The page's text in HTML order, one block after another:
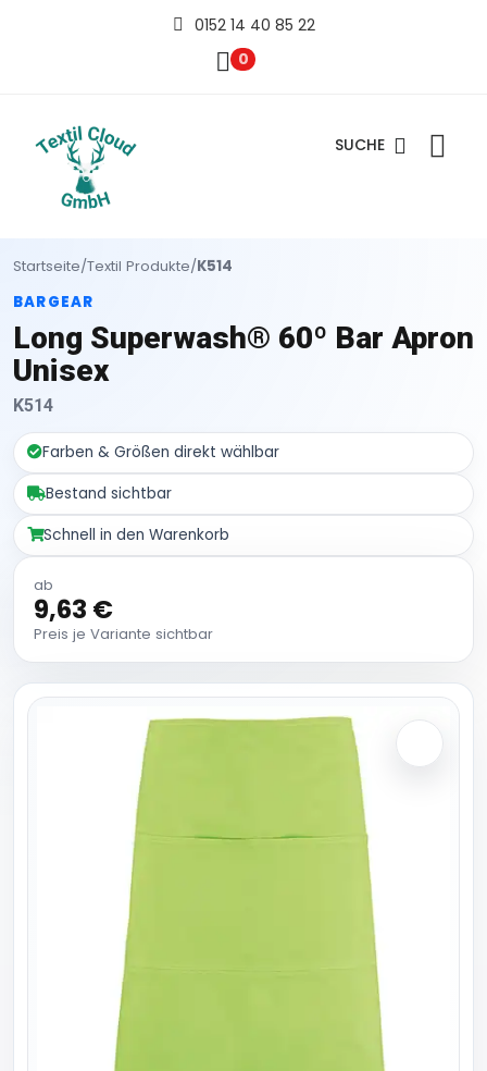
0152 14 40 85 22
0
SUCHE
Startseite/Textil Produkte/K514
BARGEAR
Long Superwash® 60º Bar Apron
Unisex
K514
Farben & Größen direkt wählbar
Bestand sichtbar
Schnell in den Warenkorb
ab
9,63 €
Preis je Variante sichtbar